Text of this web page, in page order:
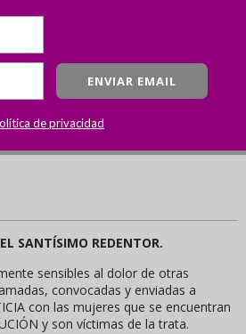
de privacidad
SANTÍSIMO REDENTOR.
sensibles al dolor de otras
convocadas y enviadas a
con las mujeres que se encuentran
y son víctimas de la trata.